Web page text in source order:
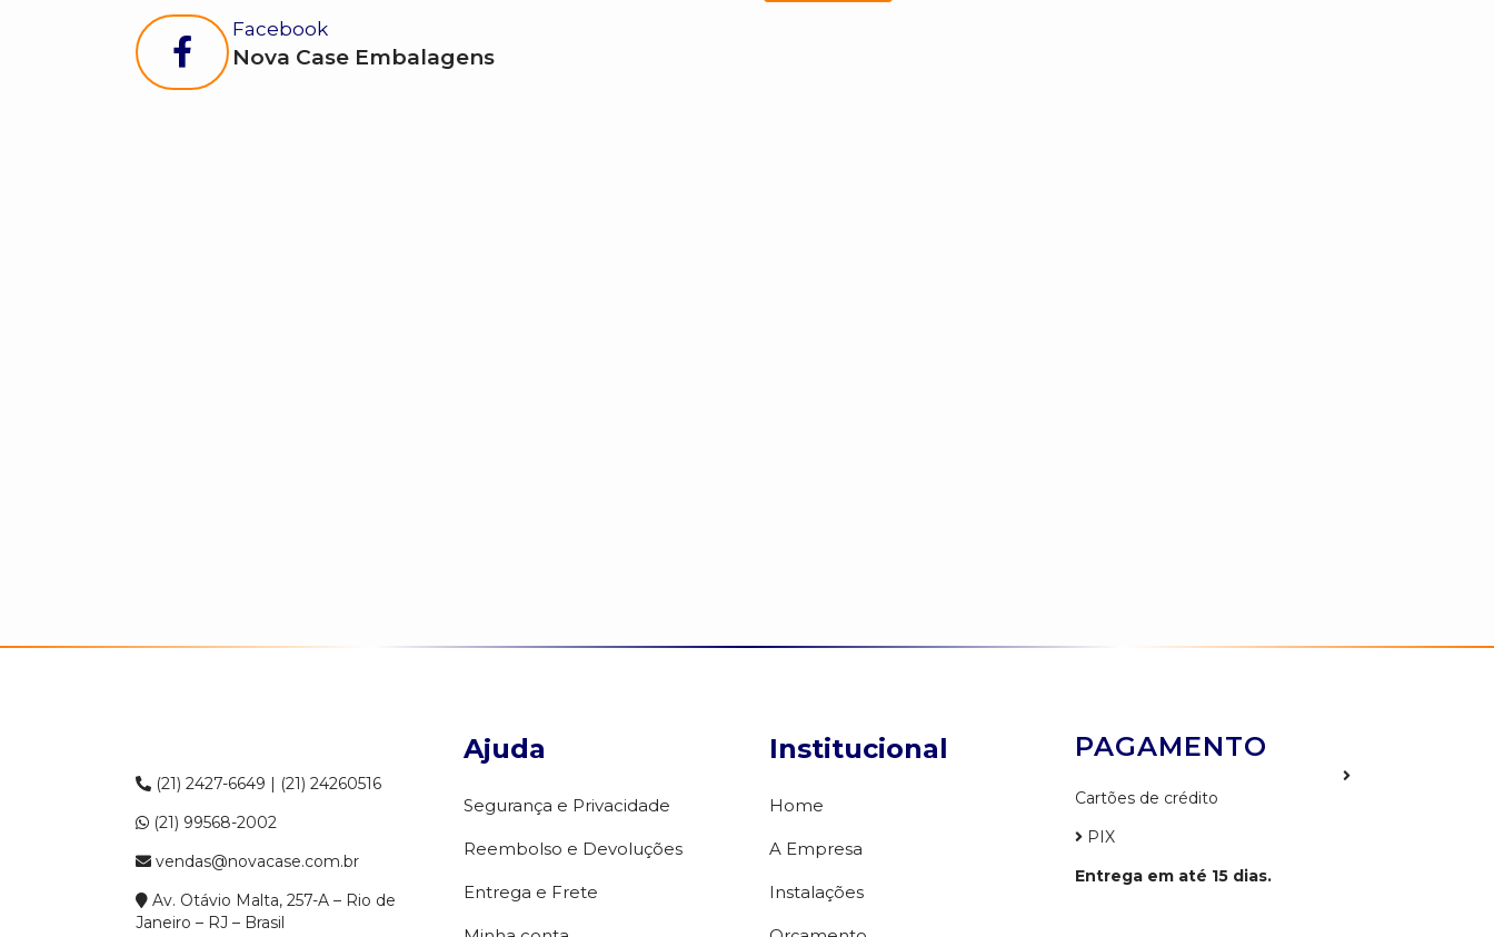
Facebook
Nova Case Embalagens
(21) 2427-6649 | (21) 24260516
(21) 99568-2002
vendas@novacase.com.br
Av. Otávio Malta, 257-A – Rio de
Janeiro – RJ – Brasil
Ajuda
Segurança e Privacidade
Reembolso e Devoluções
Entrega e Frete
Institucional
Home
A Empresa
Instalações
PAGAMENTO
Cartões de crédito
PIX
Entrega em até 15 dias.